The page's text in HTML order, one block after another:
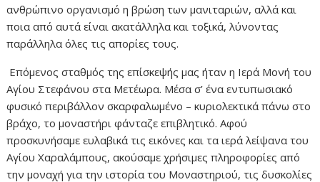
ανθρώπινο οργανισμό η βρώση των μανιταριών, αλλά και
ποια από αυτά είναι ακατάλληλα και τοξικά, λύνοντας
παράλληλα όλες τις απορίες τους.
Επόμενος σταθμός της επίσκεψής μας ήταν η Ιερά Μονή του
Αγίου Στεφάνου στα Μετέωρα. Μέσα σ’ ένα εντυπωσιακό
φυσικό περιβάλλον σκαρφαλωμένο – κυριολεκτικά πάνω στο
βράχο, το μοναστήρι φάνταζε επιβλητικό. Αφού
προσκυνήσαμε ευλαβικά τις εικόνες και τα ιερά λείψανα του
Αγίου Χαραλάμπους, ακούσαμε χρήσιμες πληροφορίες από
την μοναχή για την ιστορία του Μοναστηριού, τις δυσκολίες